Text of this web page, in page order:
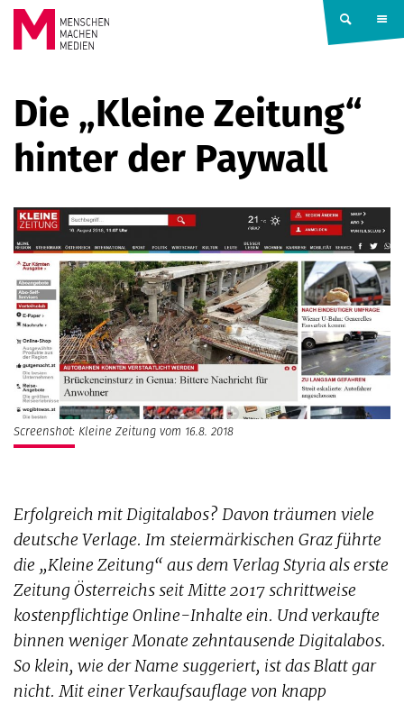
Springe zum Inhalt
MACHEN
MEDIEN
Die „Kleine Zeitung“
hinter der Paywall
Screenshot: Kleine Zeitung vom 16.8. 2018
Erfolgreich mit Digitalabos? Davon träumen viele
deutsche Verlage. Im steiermärkischen Graz führte
die „Kleine Zeitung“ aus dem Verlag Styria als erste
Zeitung Österreichs seit Mitte 2017 schrittweise
kostenpflichtige Online-Inhalte ein. Und verkaufte
binnen weniger Monate zehntausende Digitalabos.
So klein, wie der Name suggeriert, ist das Blatt gar
nicht. Mit einer Verkaufsauflage von knapp